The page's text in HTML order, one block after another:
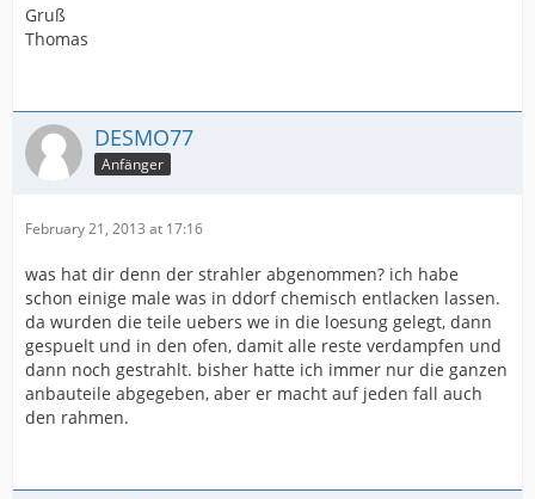
Gruß
Thomas
DESMO77
Anfänger
February 21, 2013 at 17:16
was hat dir denn der strahler abgenommen? ich habe
schon einige male was in ddorf chemisch entlacken lassen.
da wurden die teile uebers we in die loesung gelegt, dann
gespuelt und in den ofen, damit alle reste verdampfen und
dann noch gestrahlt. bisher hatte ich immer nur die ganzen
anbauteile abgegeben, aber er macht auf jeden fall auch
den rahmen.